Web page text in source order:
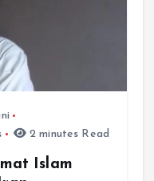
2 minutes Read
Islam